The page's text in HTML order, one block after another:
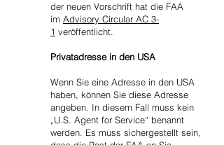
der neuen Vorschrift hat die FAA
im Advisory Circular AC 3-
1 veröffentlicht.
Privatadresse in den USA
Wenn Sie eine Adresse in den USA
haben, können Sie diese Adresse
angeben. In diesem Fall muss kein
„U.S. Agent for Service“ benannt
werden. Es muss sichergestellt sein,